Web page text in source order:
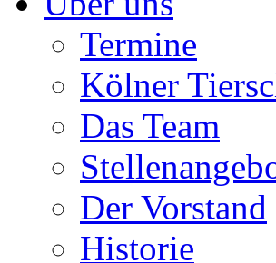
Termine
Kölner
Das Team
Der Vorstand
Historie